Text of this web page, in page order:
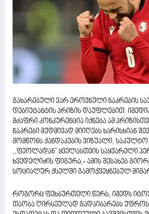
გახარებული ვარ ეროვნული ნაკრების
დებიუტანტის პრიზის დაუფლებით.
მძაფრი კონკურენცია იქნება ამ
ნაკრები მუდმივად მიიღებს ხარისხიან
მომწონს ქანდაკების ვიზუალი,
,,ფეოლადან'' ყველასთვის საყვარელი
ხვედელიძის ფიგურა,- ამის შესახებ
სოციალურ ქსელში გამოქვეყნებულ
როგორც ფეხბურთელი წერს, იმედს
თაობა ღირსეულად გადაიბარებს